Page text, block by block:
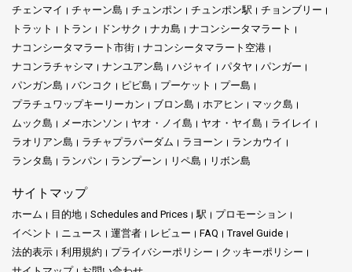
チェンマイ
チャーン島 チュンポン チュンポン駅
チョンブリー
トラット
トラン ドンサク ナカ島
ナコンシータマラート
ナコンシータマラート市街
ナコンシータマラート空港
ナコンラチャシマ
ナンユアン島 ハジャイ パタヤ
パンガー
パンガン島
バンコク ピピ島 プーケット
プー島
プラチュワップキーリーカン
ブロン島 ホアヒン
マック島
ムック島
メーホンソン ヤオ・ノイ島 ヤオ・ヤイ島
ライレイ
ラオリアン島
ラチャプラパーダム ラヨーン
ランカウイ
ランタ島
ランパン ランプーン リペ島 リボン島
サイトマップ
ホーム 目的地 Schedules and Prices 駅
プロモーション
イベント
ニュース 運営者 レビュー FAQ
Travel Guide
法的表示
利用規約 プライバシーポリシー
クッキーポリシー